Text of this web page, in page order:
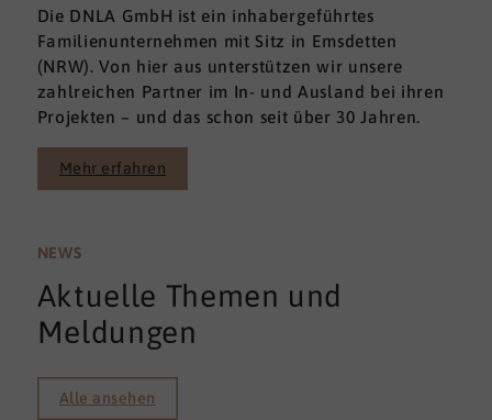
Die DNLA GmbH ist ein inhabergeführtes
Familienunternehmen mit Sitz in Emsdetten
(NRW). Von hier aus unterstützen wir unsere
zahlreichen Partner im In- und Ausland bei ihren
Projekten – und das schon seit über 30 Jahren.
Mehr erfahren
NEWS
Aktuelle Themen und
Meldungen
Alle ansehen